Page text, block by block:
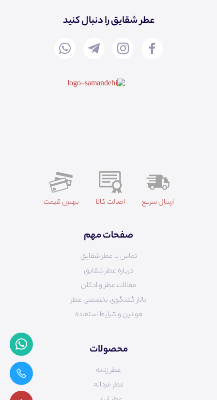
عطر شقایق را دنبال کنید
ارسال سریع اصالت کالا بهترن قیمت
صفحات مهم
تماس با عطر شقایق
درباره عطر شقایق
مقالات عطر و ادکلن
تالار گفتگوی تخصصی عطر
قوانین و شرایط استفاده
محصولات
عطر زنانه
عطر مردانه